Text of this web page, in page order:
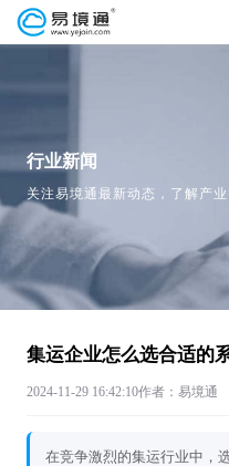
行业新闻
关注易境通最新动态，了解产
集运企业怎么选合适的
2024-11-29 16:42:10作者：易境通
在竞争激烈的集运行业中，